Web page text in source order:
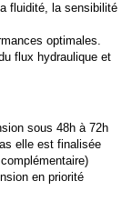
fluidité, la sensibilité
optimales.
flux hydraulique et
sous 48h à 72h
elle est finalisée
en priorité